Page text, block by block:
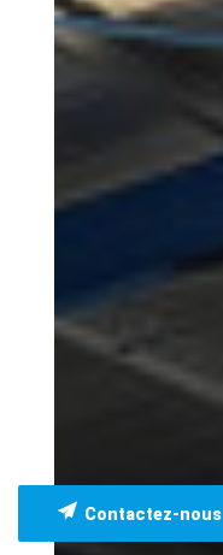
Contactez-nous